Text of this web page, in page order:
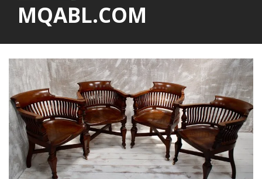
MQABL.COM